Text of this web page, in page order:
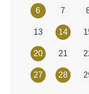
6 7
13 14
20 21
27 28